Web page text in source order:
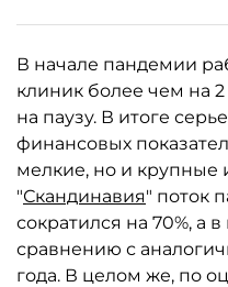
В начале пандемии
клиник более чем на
на паузу. В итоге
финансовых
мелкие, но и крупные
"Скандинавия" поток
сократился на 70%, а
сравнению с
года. В целом же, по